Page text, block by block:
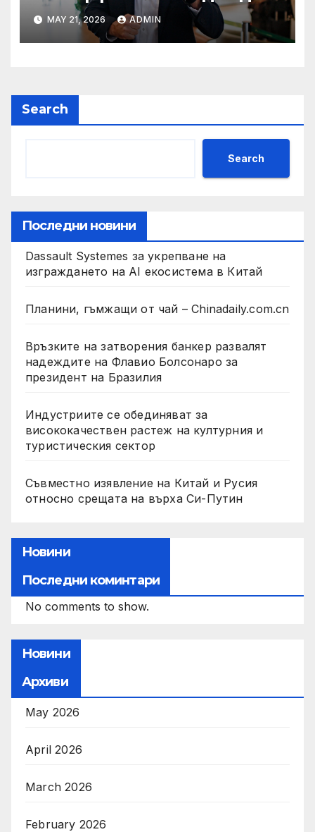
на Флавио Болсонаро за
президент на Бразилия
MAY 21, 2026 ADMIN
Search
Search
Последни новини
Dassault Systemes за укрепване на
изграждането на AI екосистема в Китай
Планини, гъмжащи от чай – Chinadaily.com.cn
Връзките на затворения банкер развалят
надеждите на Флавио Болсонаро за
президент на Бразилия
Индустриите се обединяват за
висококачествен растеж на културния и
туристическия сектор
Съвместно изявление на Китай и Русия
относно срещата на върха Си-Путин
Новини
Последни коминтари
No comments to show.
Новини
Архиви
May 2026
April 2026
March 2026
February 2026